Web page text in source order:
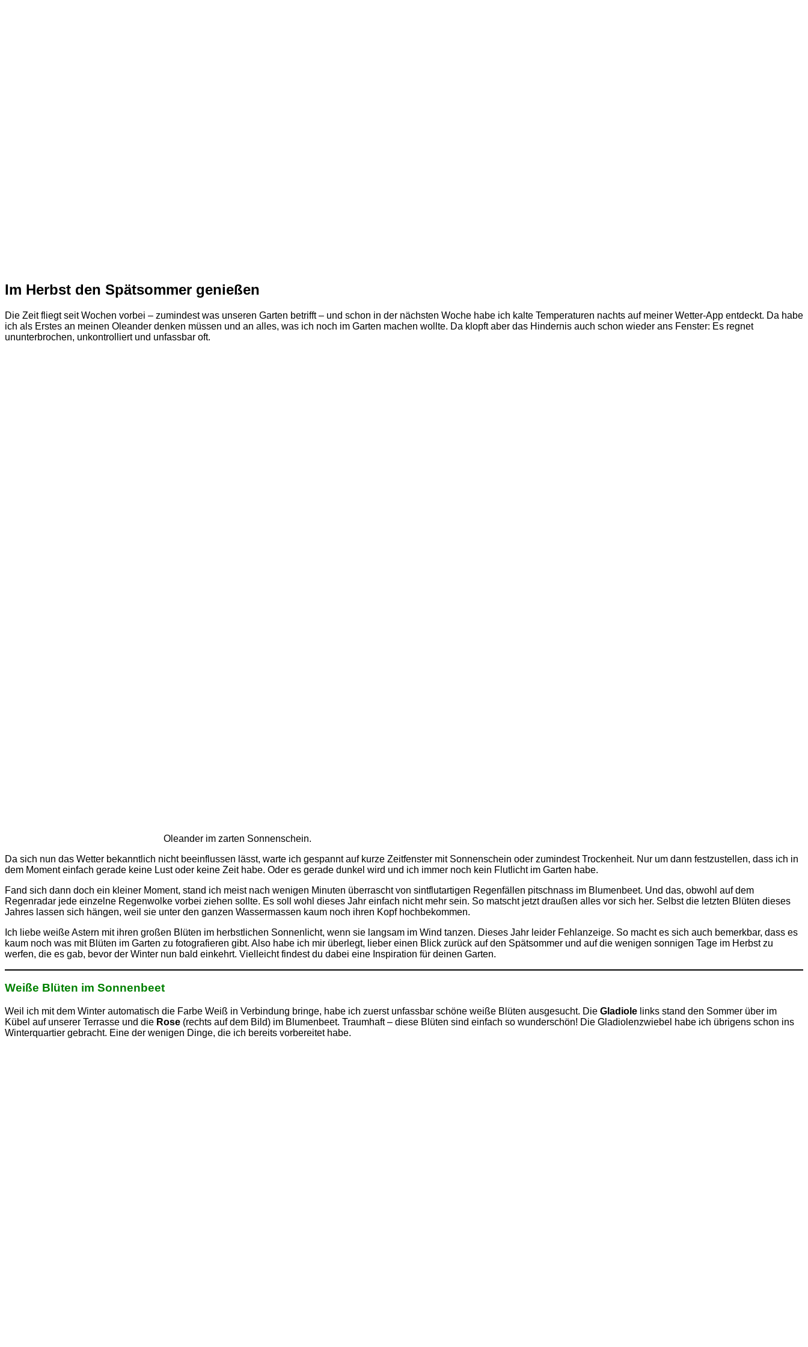
Im Herbst den Spätsommer genießen
Die Zeit fliegt seit Wochen vorbei – zumindest was unseren Garten betrifft – und schon in der nächsten Woche habe ich kalte Temperaturen nachts auf meiner Wetter-App entdeckt. Da habe
ich als Erstes an meinen Oleander denken müssen und an alles, was ich noch im Garten machen wollte. Da klopft aber das Hindernis auch schon wieder ans Fenster: Es regnet
ununterbrochen, unkontrolliert und unfassbar oft.
Oleander im zarten Sonnenschein.
Da sich nun das Wetter bekanntlich nicht beeinflussen lässt, warte ich gespannt auf kurze Zeitfenster mit Sonnenschein oder zumindest Trockenheit. Nur um dann festzustellen, dass ich in
dem Moment einfach gerade keine Lust oder keine Zeit habe. Oder es gerade dunkel wird und ich immer noch kein Flutlicht im Garten habe.
Fand sich dann doch ein kleiner Moment, stand ich meist nach wenigen Minuten überrascht von sintflutartigen Regenfällen pitschnass im Blumenbeet. Und das, obwohl auf dem
Regenradar jede einzelne Regenwolke vorbei ziehen sollte. Es soll wohl dieses Jahr einfach nicht mehr sein. So matscht jetzt draußen alles vor sich her. Selbst die letzten Blüten dieses
Jahres lassen sich hängen, weil sie unter den ganzen Wassermassen kaum noch ihren Kopf hochbekommen.
Ich liebe weiße Astern mit ihren großen Blüten im herbstlichen Sonnenlicht, wenn sie langsam im Wind tanzen. Dieses Jahr leider Fehlanzeige. So macht es sich auch bemerkbar, dass es
kaum noch was mit Blüten im Garten zu fotografieren gibt. Also habe ich mir überlegt, lieber einen Blick zurück auf den Spätsommer und auf die wenigen sonnigen Tage im Herbst zu
werfen, die es gab, bevor der Winter nun bald einkehrt. Vielleicht findest du dabei eine Inspiration für deinen Garten.
Weiße Blüten im Sonnenbeet
Weil ich mit dem Winter automatisch die Farbe Weiß in Verbindung bringe, habe ich zuerst unfassbar schöne weiße Blüten ausgesucht. Die Gladiole links stand den Sommer über im
Kübel auf unserer Terrasse und die Rose (rechts auf dem Bild) im Blumenbeet. Traumhaft – diese Blüten sind einfach so wunderschön! Die Gladiolenzwiebel habe ich übrigens schon ins
Winterquartier gebracht. Eine der wenigen Dinge, die ich bereits vorbereitet habe.